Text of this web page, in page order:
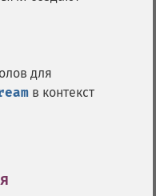
для
в контекст